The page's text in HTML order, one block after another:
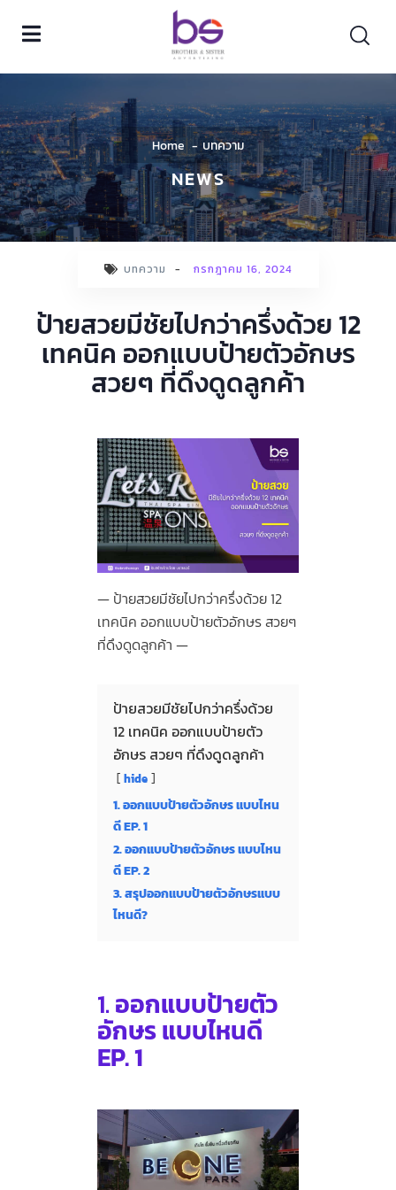
Home บทความ
NEWS
บทความ - กรกฎาคม 16, 2024
ป้ายสวยมีชัยไปกว่าครึ่งด้วย 12
เทคนิค ออกแบบป้ายตัวอักษร
สวยๆ ที่ดึงดูดลูกค้า
ป้ายสวยมีชัยไปกว่าครึ่งด้วย 12
เทคนิค ออกแบบป้ายตัวอักษร สวยๆ
ที่ดึงดูดลูกค้า
ป้ายสวยมีชัยไปกว่าครึ่งด้วย
12 เทคนิค ออกแบบป้ายตัว
อักษร สวยๆ ที่ดึงดูดลูกค้า
hide
1. ออกแบบป้ายตัวอักษร แบบไหน
ดี EP. 1
2. ออกแบบป้ายตัวอักษร แบบไหน
ดี EP. 2
3. สรุปออกแบบป้ายตัวอักษรแบบ
ไหนดี?
1.ออกแบบป้ายตัว
อักษร แบบไหนดี
EP. 1